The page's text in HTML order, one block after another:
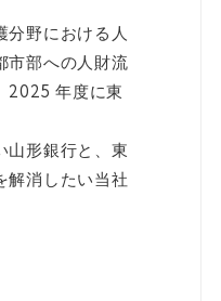
分野における人
市部への人財流
2025 年度に東
山形銀行と、東
解消したい当社